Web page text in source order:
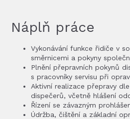
Náplň práce
Vykonávání funkce řidiče v
směrnicemi a pokyny
Plnění přepravních pokynů
s pracovníky servisu při
Aktivní realizace přepravy
dispečerů, včetně hlášení
Řízení se závazným
Údržba, čištění a základní